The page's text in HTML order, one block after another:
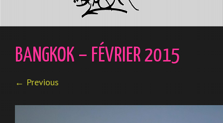
BANGKOK – FÉVRIER 2015
← Previous